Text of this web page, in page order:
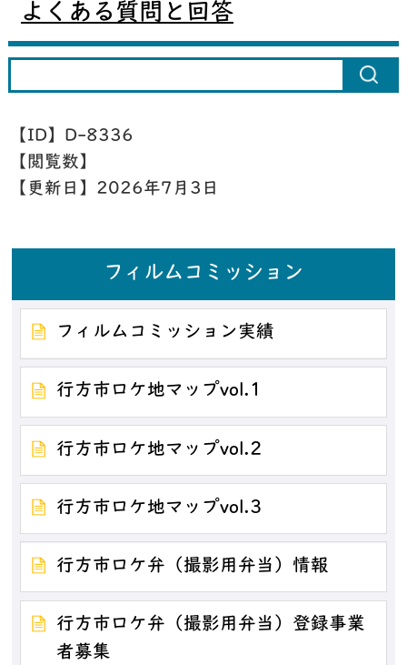
よくある質問と回答
【ID】 D-8336
【閲覧数】
【更新日】 2026年7月3日
フィルムコミッション
フィルムコミッション実績
行方市ロケ地マップvol.1
行方市ロケ地マップvol.2
行方市ロケ地マップvol.3
行方市ロケ弁（撮影用弁当）情報
行方市ロケ弁（撮影用弁当）登録事業
者募集